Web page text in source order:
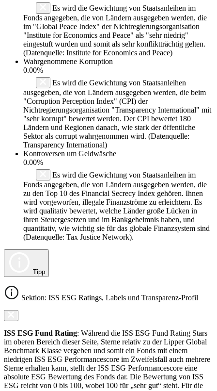
Es wird die Gewichtung von Staatsanleihen im
Fonds angegeben, die von Ländern ausgegeben werden, die
im "Global Peace Index" der Nichtregierungsorganisation
"Institute for Economics and Peace" als "sehr niedrig"
eingestuft wurden und somit als sehr konfliktträchtig gelten.
(Datenquelle: Institute for Economics and Peace)
Wahrgenommene Korruption
0.00%
Es wird die Gewichtung von Staatsanleihen
ausgegeben, die von Ländern ausgegeben werden, die beim
"Corruption Perception Index" (CPI) der
Nichtregierungsorganisation "Transparency International" mit
"sehr korrupt" bewertet werden. Der CPI bewertet 180
Ländern und Regionen danach, wie stark der öffentliche
Sektor als corrupt wahrgenommen wird. (Datenquelle:
Transparency International)
Kontroversen um Geldwäsche
0.00%
Es wird die Gewichtung von Staatsanleihen im
Fonds angegeben, die von Ländern ausgegeben werden, die
zu den Top 10 des Financial Secrecy Index gehören. Ihnen
wird vorgeworfen, illegale Finanzströme zu erleichtern. Es
wird qualitativ bewertet, welche Länder große Lücken in
ihren Steuergesetzen und im Bankgeheimnis haben, und
quantitativ, wie wichtig sie für das globale Finanzsystem sind
(Datenquelle: Tax Justice Network).
Tipp
Sektion: ISS ESG Ratings, Labels und Transparenz-Profil
ISS ESG Fund Rating: Während die ISS ESG Fund Rating Stars
im oberen Bereich dieser Seite, Sterne relativ zu der Lipper Global
Benchmark Klasse vergeben und somit ein Fonds mit einem
niedrigen ISS ESG Performancescore im Zweifelsfall auch mehrere
Sterne erhalten kann, stellt der ISS ESG Performancescore eine
absolute ESG Bewertung des Fonds dar. Die Bewertung von ISS
ESG reicht von 0 bis 100, wobei 100 für „sehr gut“ steht. Für die